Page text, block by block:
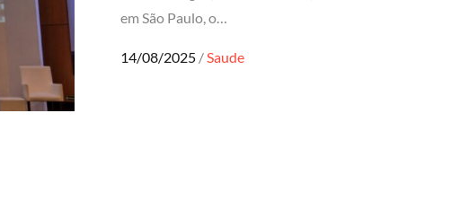
em São Paulo, o…
Posted
14/08/2025 Saude